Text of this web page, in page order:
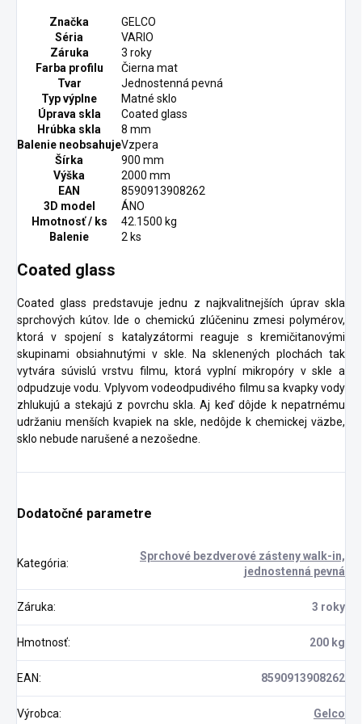
Značka
GELCO
Séria
VARIO
Záruka
3 roky
Farba profilu
Čierna mat
Tvar
Jednostenná pevná
Typ výplne
Matné sklo
Úprava skla
Coated glass
Hrúbka skla
8 mm
Balenie neobsahujeVzpera
Šírka
900 mm
Výška
2000 mm
EAN
8590913908262
3D model
ÁNO
Hmotnosť / ks
42.1500 kg
Balenie
2 ks
Coated glass
Coated glass predstavuje jednu z najkvalitnejších úprav skla
sprchových kútov. Ide o chemickú zlúčeninu zmesi polymérov,
ktorá v spojení s katalyzátormi reaguje s kremičitanovými
skupinami obsiahnutými v skle. Na sklenených plochách tak
vytvára súvislú vrstvu filmu, ktorá vyplní mikropóry v skle a
odpudzuje vodu. Vplyvom vodeodpudivého filmu sa kvapky vody
zhlukujú a stekajú z povrchu skla. Aj keď dôjde k nepatrnému
udržaniu menších kvapiek na skle, nedôjde k chemickej väzbe,
sklo nebude narušené a nezošedne.
Dodatočné parametre
Kategória:
Sprchové bezdverové zásteny walk-in,
jednostenná pevná
Záruka: 3 roky
Hmotnosť: 200 kg
EAN: 8590913908262
Výrobca: Gelco